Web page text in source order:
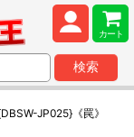
カート
検索
JP025}《罠》